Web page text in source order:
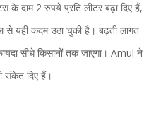
दाम 2 रुपये प्रति लीटर बढ़ा दिए हैं,
यही कदम उठा चुकी है। बढ़ती लागत
सीधे किसानों तक जाएगा। Amul ने
संकेत दिए हैं।